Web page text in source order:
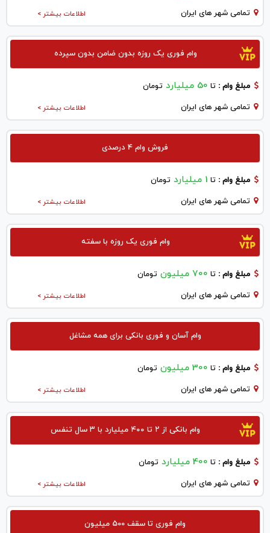
اطلاعات بیشتر > تمامی شهر های ایران
وام فوری یک روزه بدون ضامن بدون سپرده
مبلغ وام : تا 50 میلیارد تومان
اطلاعات بیشتر > تمامی شهر های ایران
فروش وام 4 درصدی
مبلغ وام : تا 1 میلیارد تومان
اطلاعات بیشتر > تمامی شهر های ایران
وام فوری یک روزه با سفته
مبلغ وام : تا 700 میلیون تومان
اطلاعات بیشتر > تمامی شهر های ایران
وام آسان و فوری بانکی برای همه مشاغل
مبلغ وام : تا 300 میلیون تومان
اطلاعات بیشتر > تمامی شهر های ایران
وام بانکی از ۲ تا ۴۰۰ میلیارد با ۳ سال تنفس
مبلغ وام : تا 400 میلیارد تومان
اطلاعات بیشتر > تمامی شهر های ایران
وام فوری تا سقف 500 میلیون